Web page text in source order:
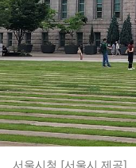
서울시청 [서울시 제공]